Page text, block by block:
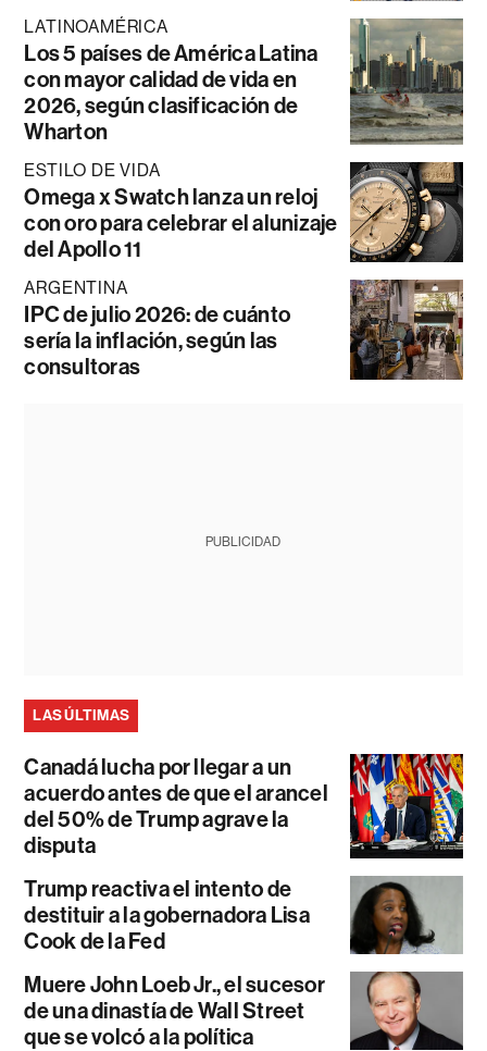
LATINOAMÉRICA
Los 5 países de América Latina
con mayor calidad de vida en
2026, según clasificación de
Wharton
ESTILO DE VIDA
Omega x Swatch lanza un reloj
con oro para celebrar el alunizaje
del Apollo 11
ARGENTINA
IPC de julio 2026: de cuánto
sería la inflación, según las
consultoras
PUBLICIDAD
LAS ÚLTIMAS
Canadá lucha por llegar a un
acuerdo antes de que el arancel
del 50% de Trump agrave la
disputa
Trump reactiva el intento de
destituir a la gobernadora Lisa
Cook de la Fed
Muere John Loeb Jr., el sucesor
de una dinastía de Wall Street
que se volcó a la política